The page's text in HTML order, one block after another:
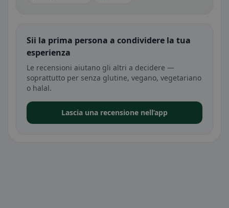
Sii la prima persona a condividere la tua
esperienza
Le recensioni aiutano gli altri a decidere —
soprattutto per senza glutine, vegano, vegetariano
o halal.
Lascia una recensione nell’app